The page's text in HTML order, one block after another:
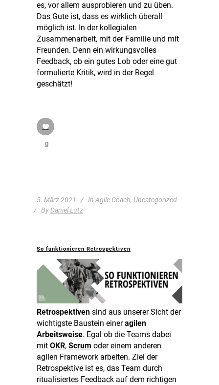
es, vor allem ausprobieren und zu üben.
Das Gute ist, dass es wirklich überall
möglich ist. In der kollegialen
Zusammenarbeit, mit der Familie und mit
Freunden. Denn ein wirkungsvolles
Feedback, ob ein gutes Lob oder eine gut
formulierte Kritik, wird in der Regel
geschätzt!
0
5. März 2021 In Agile Coach, Uncategorized
ByDaniel Lutz
So funktionieren Retrospektiven
Retrospektiven sind aus unserer Sicht der
wichtigste Baustein eineragilen
Arbeitsweise. Egal ob die Teams dabei
mit OKR, Scrum oder einem anderen
agilen Framework arbeiten. Ziel der
Retrospektive ist es, das Team durch
ritualisiertes Feedback auf dem richtigen